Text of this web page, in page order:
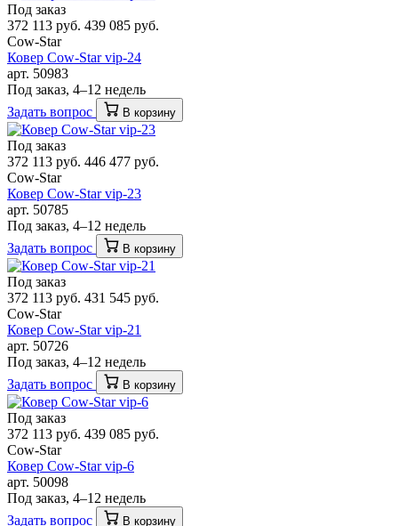
Под заказ
372 113 руб. 439 085 руб.
Cow-Star
Ковер Cow-Star vip-24
арт. 50983
Под заказ, 4–12 недель
Задать вопрос
В корзину
Под заказ
372 113 руб. 446 477 руб.
Cow-Star
Ковер Cow-Star vip-23
арт. 50785
Под заказ, 4–12 недель
Задать вопрос
В корзину
Под заказ
372 113 руб. 431 545 руб.
Cow-Star
Ковер Cow-Star vip-21
арт. 50726
Под заказ, 4–12 недель
Задать вопрос
В корзину
Под заказ
372 113 руб. 439 085 руб.
Cow-Star
Ковер Cow-Star vip-6
арт. 50098
Под заказ, 4–12 недель
Задать вопрос
В корзину